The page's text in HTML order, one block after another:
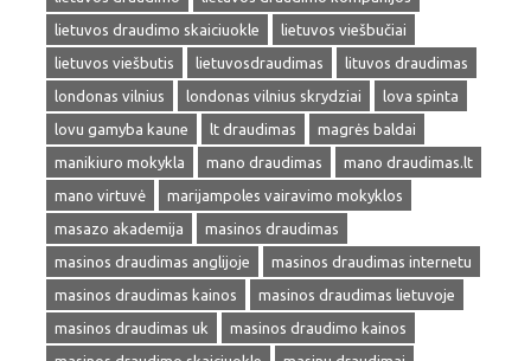
lietuvos draudimo skaiciuokle
lietuvos viešbučiai
lietuvos viešbutis
lietuvosdraudimas
lituvos draudimas
londonas vilnius
londonas vilnius skrydziai
lova spinta
lovu gamyba kaune
lt draudimas
magrės baldai
manikiuro mokykla
mano draudimas
mano draudimas.lt
mano virtuvė
marijampoles vairavimo mokyklos
masazo akademija
masinos draudimas
masinos draudimas anglijoje
masinos draudimas internetu
masinos draudimas kainos
masinos draudimas lietuvoje
masinos draudimas uk
masinos draudimo kainos